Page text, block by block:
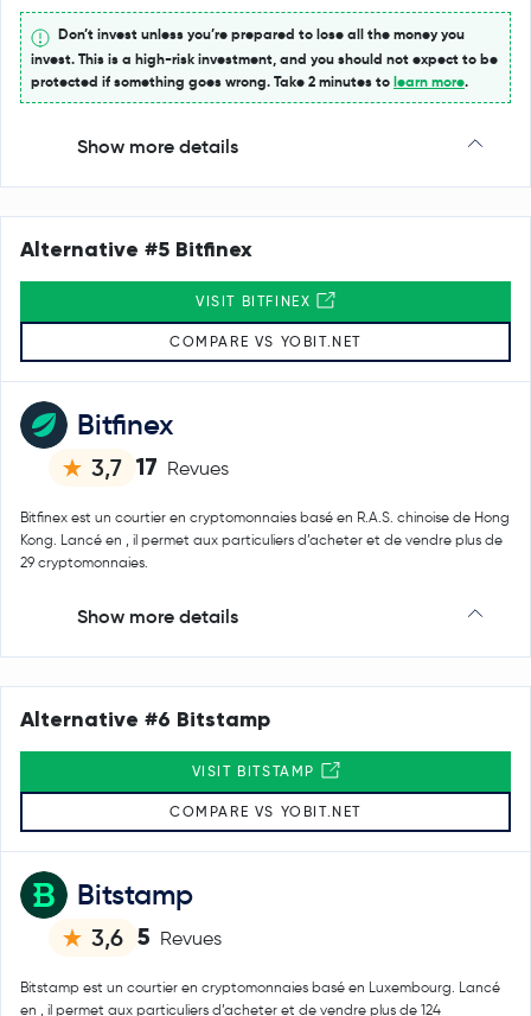
Don’t invest unless you’re prepared to lose all the money you
invest. This is a high-risk investment, and you should not expect to be
protected if something goes wrong. Take 2 minutes to learn more.
Show more details
Bitfinex
3,7 17 Revues
Bitfinex est un courtier en cryptomonnaies basé en R.A.S. chinoise de Hong
Kong. Lancé en , il permet aux particuliers d’acheter et de vendre plus de
29 cryptomonnaies.
Show more details
Alternative #5 Bitfinex
VISIT BITFINEX
COMPARE VS YOBIT.NET
Bitstamp
3,6 5 Revues
Bitstamp est un courtier en cryptomonnaies basé en Luxembourg. Lancé
en , il permet aux particuliers d’acheter et de vendre plus de 124
Alternative #6 Bitstamp
VISIT BITSTAMP
COMPARE VS YOBIT.NET